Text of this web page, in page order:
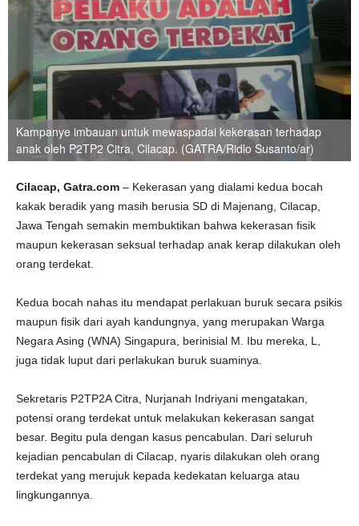
Kampanye imbauan untuk mewaspadai kekerasan terhadap
anak oleh P2TP2 Citra, Cilacap. (GATRA/Ridlo Susanto/ar)
Cilacap, Gatra.com – Kekerasan yang dialami kedua bocah
kakak beradik yang masih berusia SD di Majenang, Cilacap,
Jawa Tengah semakin membuktikan bahwa kekerasan fisik
maupun kekerasan seksual terhadap anak kerap dilakukan oleh
orang terdekat.
Kedua bocah nahas itu mendapat perlakuan buruk secara psikis
maupun fisik dari ayah kandungnya, yang merupakan Warga
Negara Asing (WNA) Singapura, berinisial M. Ibu mereka, L,
juga tidak luput dari perlakukan buruk suaminya.
Sekretaris P2TP2A Citra, Nurjanah Indriyani mengatakan,
potensi orang terdekat untuk melakukan kekerasan sangat
besar. Begitu pula dengan kasus pencabulan. Dari seluruh
kejadian pencabulan di Cilacap, nyaris dilakukan oleh orang
terdekat yang merujuk kepada kedekatan keluarga atau
lingkungannya.